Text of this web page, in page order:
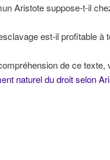
Aristote suppose-t-il
est-il profitable à
de ce
naturel du droit selon